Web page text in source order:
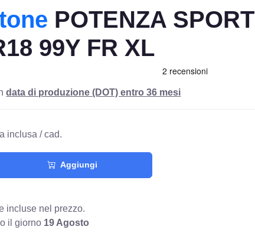
POTENZA SPORT
99Y FR XL
data di produzione (DOT) entro 36 mesi
inclusa / cad.
Aggiungi
incluse nel prezzo.
il giorno 19 Agosto